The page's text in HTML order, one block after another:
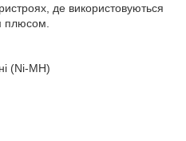
де використовуються
плюсом.
(Ni-MH)